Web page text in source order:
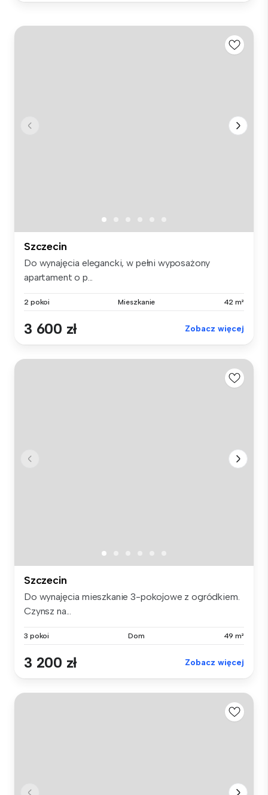
Szczecin
Do wynajęcia elegancki, w pełni wyposażony
apartament o p...
2 pokoi Mieszkanie 42 m²
3 600 zł Zobacz więcej
Szczecin
Do wynajęcia mieszkanie 3-pokojowe z ogródkiem.
Czynsz na...
3 pokoi Dom 49 m²
3 200 zł Zobacz więcej